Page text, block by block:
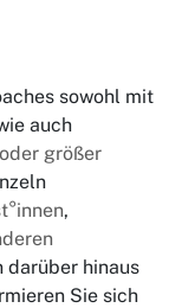
sowohl mit
auch
größer
,
darüber hinaus
Sie sich